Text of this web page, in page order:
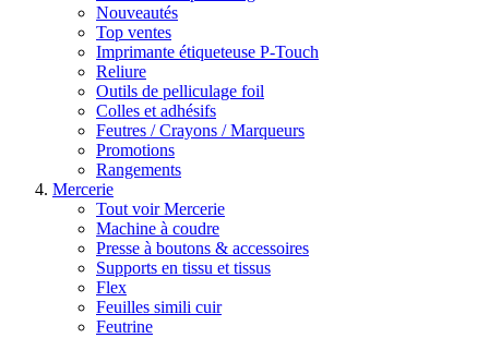
Nouveautés
Top ventes
Imprimante étiqueteuse P-Touch
Reliure
Outils de pelliculage foil
Colles et adhésifs
Feutres / Crayons / Marqueurs
Promotions
Rangements
Mercerie
Tout voir Mercerie
Machine à coudre
Presse à boutons & accessoires
Supports en tissu et tissus
Flex
Feuilles simili cuir
Feutrine